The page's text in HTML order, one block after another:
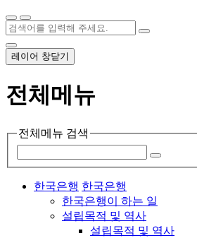
레이어 창닫기
전체메뉴
전체메뉴 검색
한국은행 한국은행
한국은행이 하는 일
설립목적 및 역사
설립목적 및 역사